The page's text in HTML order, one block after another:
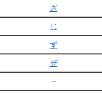
ざ
じ
ず
ぜ
–